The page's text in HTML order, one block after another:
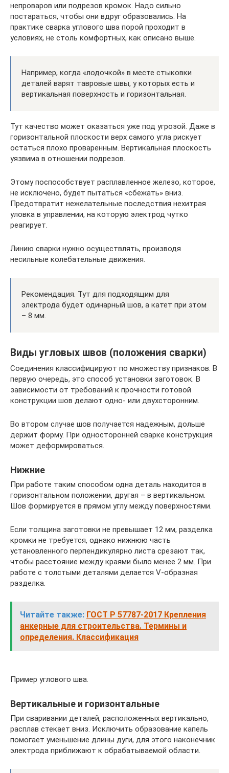
непроваров или подрезов кромок. Надо сильно
постараться, чтобы они вдруг образовались. На
практике сварка углового шва порой проходит в
условиях, не столь комфортных, как описано выше.
Например, когда «лодочкой» в месте стыковки
деталей варят тавровые швы, у которых есть и
вертикальная поверхность и горизонтальная.
Тут качество может оказаться уже под угрозой. Даже в
горизонтальной плоскости верх самого угла рискует
остаться плохо проваренным. Вертикальная плоскость
уязвима в отношении подрезов.
Этому поспособствует расплавленное железо, которое,
не исключено, будет пытаться «сбежать» вниз.
Предотвратит нежелательные последствия нехитрая
уловка в управлении, на которую электрод чутко
реагирует.
Линию сварки нужно осуществлять, производя
несильные колебательные движения.
Рекомендация. Тут для подходящим для
электрода будет одинарный шов, а катет при этом
– 8 мм.
Виды угловых швов (положения сварки)
Соединения классифицируют по множеству признаков. В
первую очередь, это способ установки заготовок. В
зависимости от требований к прочности готовой
конструкции шов делают одно- или двухсторонним.
Во втором случае шов получается надежным, дольше
держит форму. При односторонней сварке конструкция
может деформироваться.
Нижние
При работе таким способом одна деталь находится в
горизонтальном положении, другая – в вертикальном.
Шов формируется в прямом углу между поверхностями.
Если толщина заготовки не превышает 12 мм, разделка
кромки не требуется, однако нижнюю часть
установленного перпендикулярно листа срезают так,
чтобы расстояние между краями было менее 2 мм. При
работе с толстыми деталями делается V-образная
разделка.
Читайте также: ГОСТ Р 57787-2017 Крепления
анкерные для строительства. Термины и
определения. Классификация
Пример углового шва.
Вертикальные и горизонтальные
При сваривании деталей, расположенных вертикально,
расплав стекает вниз. Исключить образование капель
помогает уменьшение длины дуги, для этого наконечник
электрода приближают к обрабатываемой области.